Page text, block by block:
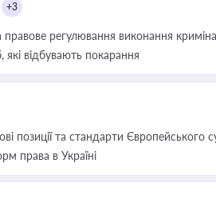
+3
регулювання виконання
які відбувають покарання
позиції та стандарти Європейського
права в Україні